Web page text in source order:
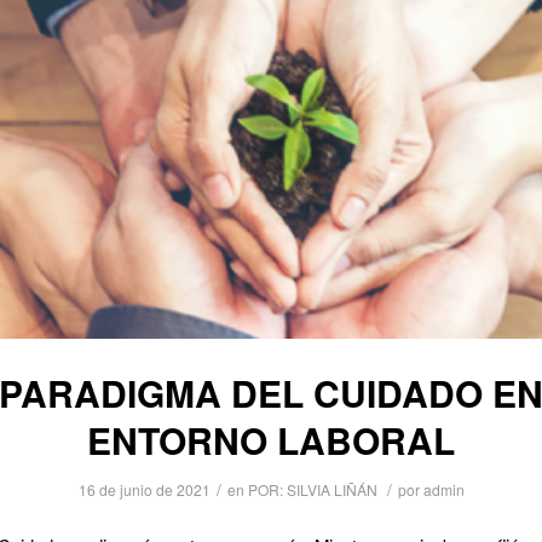
DEL CUIDADO
ENTORNO LABORAL
16 de junio de 2021 / en POR: SILVIA LIÑÁN / poradmin